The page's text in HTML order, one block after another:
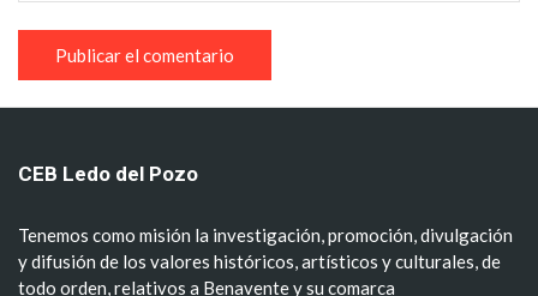
CEB Ledo del Pozo
Tenemos como misión la investigación, promoción, divulgación
y difusión de los valores históricos, artísticos y culturales, de
todo orden, relativos a Benavente y su comarca